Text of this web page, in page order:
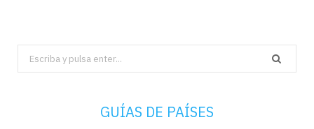
Search
for:
GUÍAS DE PAÍSES